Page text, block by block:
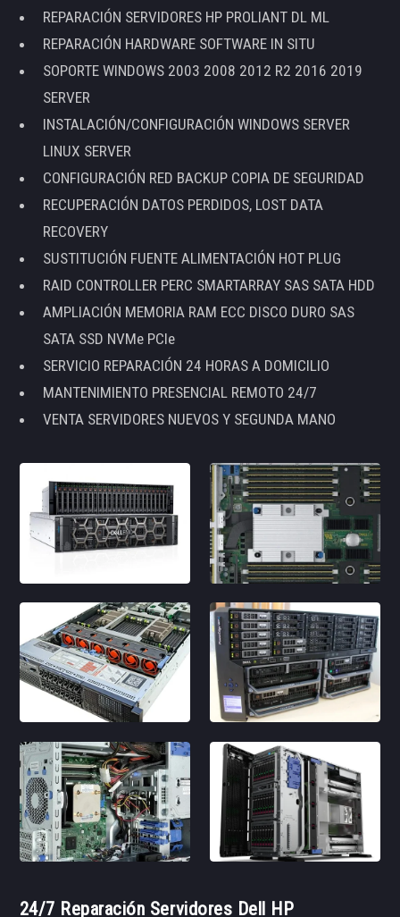
REPARACIÓN SERVIDORES HP PROLIANT DL ML
REPARACIÓN HARDWARE SOFTWARE IN SITU
SOPORTE WINDOWS 2003 2008 2012 R2 2016 2019
SERVER
INSTALACIÓN/CONFIGURACIÓN WINDOWS SERVER
LINUX SERVER
CONFIGURACIÓN RED BACKUP COPIA DE SEGURIDAD
RECUPERACIÓN DATOS PERDIDOS, LOST DATA
RECOVERY
SUSTITUCIÓN FUENTE ALIMENTACIÓN HOT PLUG
RAID CONTROLLER PERC SMARTARRAY SAS SATA HDD
AMPLIACIÓN MEMORIA RAM ECC DISCO DURO SAS
SATA SSD NVMe PCIe
SERVICIO REPARACIÓN 24 HORAS A DOMICILIO
MANTENIMIENTO PRESENCIAL REMOTO 24/7
VENTA SERVIDORES NUEVOS Y SEGUNDA MANO
24/7 Reparación Servidores Dell HP